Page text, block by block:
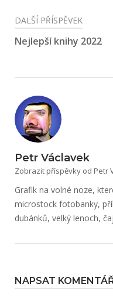
DALŠÍ PŘÍSPĚVEK
Nejlepší knihy 2022
Petr Václavek
Zobrazit příspěvky od Petr
Grafik na volné noze,
microstock fotobanky,
dubánků, velký lenoch,
NAPSAT